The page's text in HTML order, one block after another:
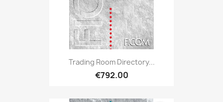
Trading Room Directory...
€792.00